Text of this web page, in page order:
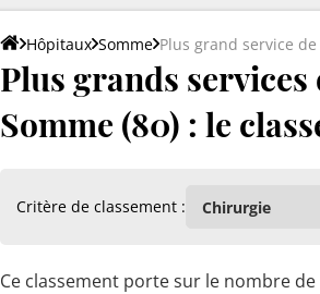
Hôpitaux Somme Plus grand service
Plus grands
Somme (80) : le
Critère de classement :
Ce classement porte sur le nombre